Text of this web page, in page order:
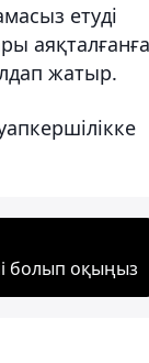
етуді
аяқталғанға
жатыр.
болып оқыңыз